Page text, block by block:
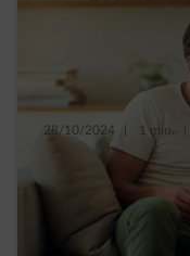
28/10/2024 1 min.
Haal alles uit je
op je
Read more